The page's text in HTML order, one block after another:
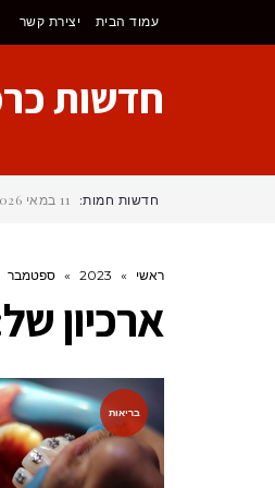
עמוד הבית יצירת קשר
חדשות
חדשות חמות: 11 במאי 2026
ראשי »
2023
» ספטמבר
ארכיון
בריאות